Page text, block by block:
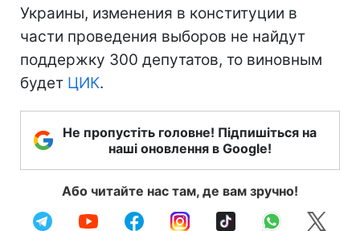
Украины, изменения в конституции в
части проведения выборов не найдут
поддержку 300 депутатов, то виновным
будет ЦИК.
Не пропустіть головне! Підпишіться на
наші оновлення в Google!
Або читайте нас там, де вам зручно!